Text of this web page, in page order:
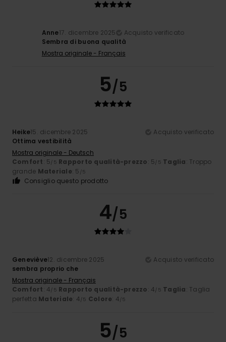
Anne17. dicembre 2025
Acquisto verificato
Sembra di buona qualità
Mostra originale - Français
5/5
Heike15. dicembre 2025
Acquisto verificato
Ottima vestibilità
Mostra originale - Deutsch
Comfort: 5/5 Rapporto qualità-prezzo: 5/5 Taglia: Troppo
grande Materiale: 5 /5
Consiglio questo prodotto
4/5
Geneviève12. dicembre 2025
Acquisto verificato
sembra proprio che
Mostra originale - Français
Comfort: 4/5 Rapporto qualità-prezzo: 4/5 Taglia: Taglia
perfetta Materiale: 4/5 Colore: 4/5
5/5